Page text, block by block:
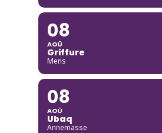
08
AOÛ
Griffure
Mens
08
AOÛ
Ubaq
Annemasse